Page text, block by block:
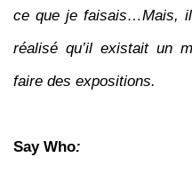
ce que je faisais…Mais, il
réalisé qu’il existait un
faire des expositions.
Say Who: